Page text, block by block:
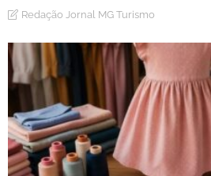
Redação Jornal MG Turismo